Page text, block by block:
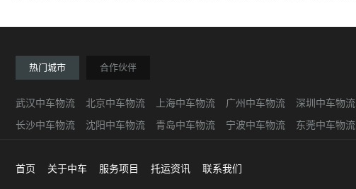
热门城市 合作伙伴
武汉中车物流 北京中车物流 上海中车物流 广州中车物流 深圳中车物流
长沙中车物流
沈阳中车物流 青岛中车物流 宁波中车物流 东莞中车物流
首页 关于中车 服务项目 托运资讯 联系我们